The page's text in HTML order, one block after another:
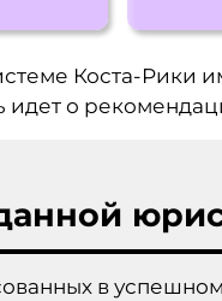
Коста-Рики
идет о
в